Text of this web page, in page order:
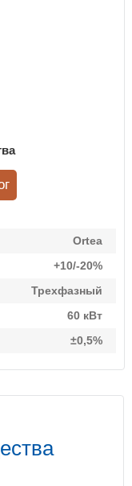
Ortea
+10/-20%
Трехфазный
60 кВт
±0,5%